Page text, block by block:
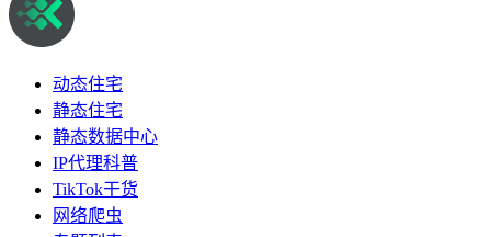
动态住宅
静态住宅
静态数据中心
IP代理科普
TikTok干货
网络爬虫